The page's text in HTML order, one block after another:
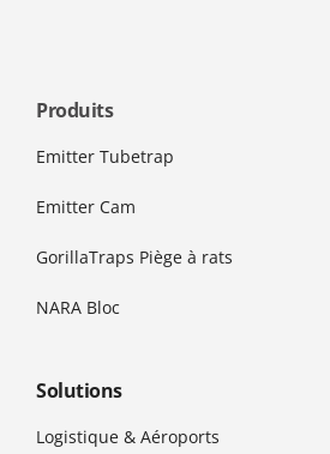
Produits
Emitter Tubetrap
Emitter Cam
GorillaTraps Piège à rats
NARA Bloc
Solutions
Logistique & Aéroports